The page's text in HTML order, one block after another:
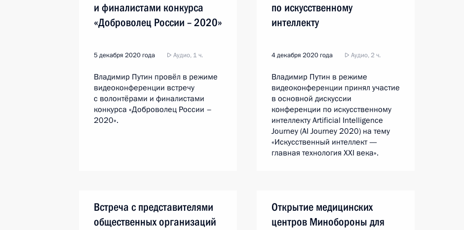
и финалистами конкурса
«Доброволец России – 2020»
5 декабря 2020 года Аудио, 1 ч.
Владимир Путин провёл в режиме
видеоконференции встречу
с волонтёрами и финалистами
конкурса «Доброволец России –
2020».
по искусственному
интеллекту
4 декабря 2020 года Аудио, 2 ч.
Владимир Путин в режиме
видеоконференции принял участие
в основной дискуссии
конференции по искусственному
интеллекту Artificial Intelligence
Journey (AI Journey 2020) на тему
«Искусственный интеллект —
главная технология XXI века».
Встреча с представителями
общественных организаций
Открытие медицинских
центров Минобороны для